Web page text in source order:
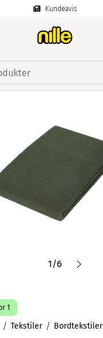
Kundeavis
1/6
1
Tekstiler Bordtekstiler